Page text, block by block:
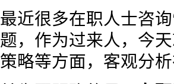
最近很多在职人士咨询
题，作为过来人，今
策略等方面，客观分